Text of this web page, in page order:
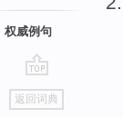
权威例句
go
top
返回词典